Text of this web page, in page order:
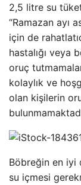
2,5 litre su
“Ramazan ayı
için de
hastalığı veya
oruç
kolaylık ve
olan kişilerin
Böbreğin en iyi
su içmesi